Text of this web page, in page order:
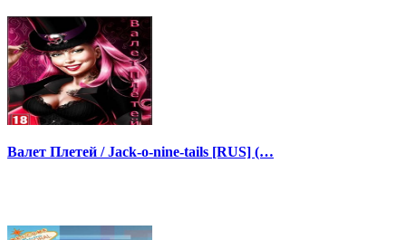
Валет Плетей / Jack-o-nine-tails [RUS] (…